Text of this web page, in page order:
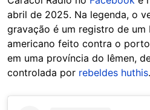
abril de 2025. Na legenda, o
gravação é um registro de
americano feito contra o
em uma província do Iêmen,
controlada por rebeldes huthis.